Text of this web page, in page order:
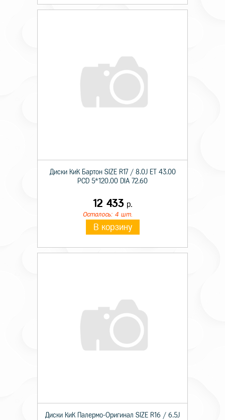
Диски КиК Бартон SIZE R17 / 8.0J ET 43.00
PCD 5*120.00 DIA 72.60
12 433р.
Осталось: 4 шт.
В корзину
Диски КиК Палермо-Оригинал SIZE R16 / 6.5J